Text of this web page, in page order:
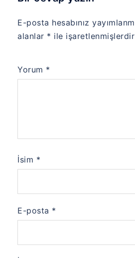
E-posta hesabınız
alanlar * ile işaretlenmişlerdir
Yorum *
İsim *
E-posta *